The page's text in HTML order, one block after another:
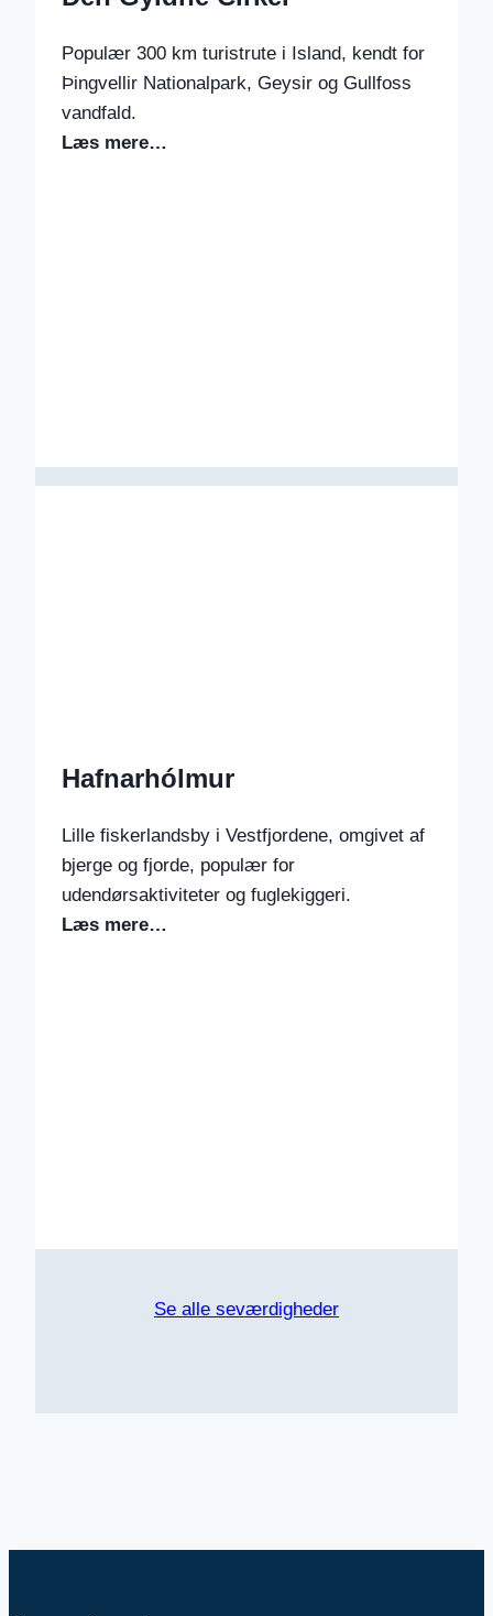
Populær 300 km turistrute i Island, kendt for
Þingvellir Nationalpark, Geysir og Gullfoss
vandfald.
Læs mere…
Hafnarhólmur
Lille fiskerlandsby i Vestfjordene, omgivet af
bjerge og fjorde, populær for
udendørsaktiviteter og fuglekiggeri.
Læs mere…
Se alle seværdigheder